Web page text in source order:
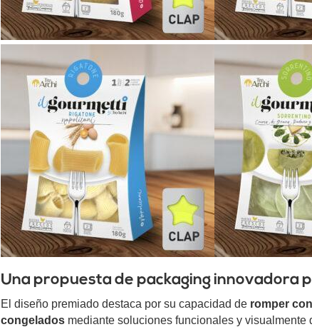
Una propuesta de packaging innovadora
El diseño premiado destaca por su capacidad de romper
congeladosmediante soluciones funcionales y visualmente